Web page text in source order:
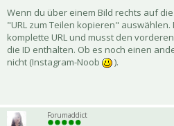
Wenn du über einem Bild rechts auf
"URL zum Teilen kopieren"
komplette URL und musst den
die ID enthalten. Ob es noch einen
nicht (Instagram-Noob
).
Forumaddict